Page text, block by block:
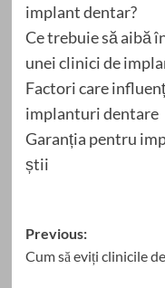
implant dentar?
Ce trebuie să aibă
unei clinici de
Factori care
implanturi dentare
Garanția pentru
știi
Post
navigation
Previous:
Cum să eviți clinicile